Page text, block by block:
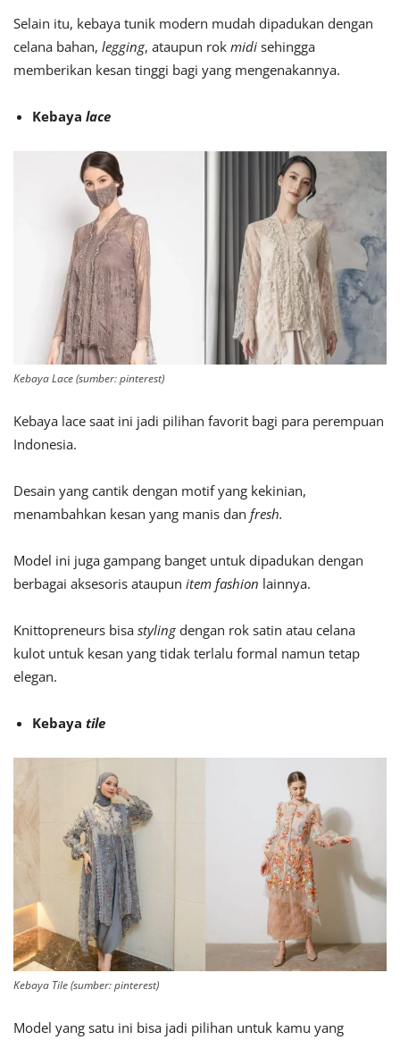
Selain itu, kebaya tunik modern mudah dipadukan dengan
celana bahan, legging, ataupun rok midi sehingga
memberikan kesan tinggi bagi yang mengenakannya.
Kebaya lace
Kebaya Lace (sumber: pinterest)
Kebaya lace saat ini jadi pilihan favorit bagi para perempuan
Indonesia.
Desain yang cantik dengan motif yang kekinian,
menambahkan kesan yang manis dan fresh.
Model ini juga gampang banget untuk dipadukan dengan
berbagai aksesoris ataupun item fashion lainnya.
Knittopreneurs bisa stylingdengan rok satin atau celana
kulot untuk kesan yang tidak terlalu formal namun tetap
elegan.
Kebaya tile
Kebaya Tile (sumber: pinterest)
Model yang satu ini bisa jadi pilihan untuk kamu yang